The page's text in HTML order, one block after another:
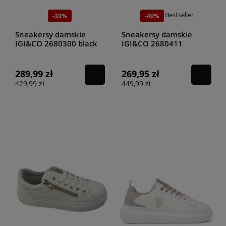
Sportowe obuwie damskie ekologiczne
powinno odznaczać się
wyjątkowo solidnym wykonaniem i jakościowo doskonałym
materiałem. Tylko wtedy będzie można oczekiwać produktu, który
posłuży nam przez wiele lat. W naszym sklepie liczy się przede
ekologicznych adidasów damskich
w sklepie Higo.
-33%
Sneakersy damskie
IGI&CO 2680300 black
289,99 zł
429,99 zł
-40% Bestseller
Sneakersy damskie
IGI&CO 2680411
269,95 zł
449,99 zł